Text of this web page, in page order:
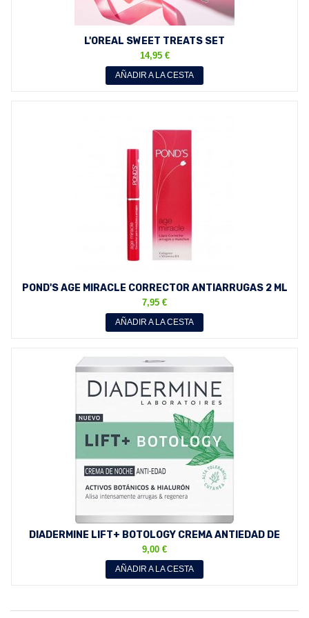
L'OREAL SWEET TREATS SET
14,95 €
AÑADIR A LA CESTA
POND'S AGE MIRACLE CORRECTOR ANTIARRUGAS 2 ML
7,95 €
AÑADIR A LA CESTA
DIADERMINE LIFT+ BOTOLOGY CREMA ANTIEDAD DE
NOCHE CON...
9,00 €
AÑADIR A LA CESTA